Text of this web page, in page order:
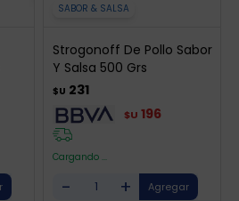
SABOR & SALSA
Strogonoff De Pollo Sabor
Y Salsa 500 Grs
$U 231
$U 196
Cargando ...
- +